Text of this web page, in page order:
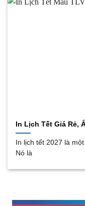
In Lịch Tết Giá Rẻ,
In lịch tết 2027 là
Nó là